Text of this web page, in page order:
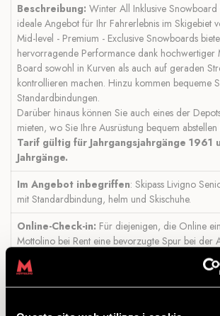
Beschreibung: Winter All Inklusive Snowboard
ideale Angebot für Ihr Fahrerlebnis im Skigebiet
Mid-level - Premium - Exclusive Snowboards
hervorragende Performance dank hochwertiger
Board sowohl in Kurven als auch auf geraden
kontrollieren machen. Hinzu kommen bequeme
Standardbindungen.
Darüber hinaus können Sie auch eines der
mieten, wo Sie Ihre Ausrüstung bequem abstellen
Tarif gültig für Jahrgangsjahrgänge 1961
Jahrgänge.
Im Angebot inbegriffen: Skipass Livigno
mit Standardbindung, helm und Skischuhe.
Online-Check-in: Für diejenigen, die Online
Mottolino bei Rent eine bevorzugte Spur bei der
Außerdem finden diejenigen, die das Mietdepot
Produkts mit Online-Check-in hinzufügen, das
Depot direkt mit der gemieteten Ausrüstung,